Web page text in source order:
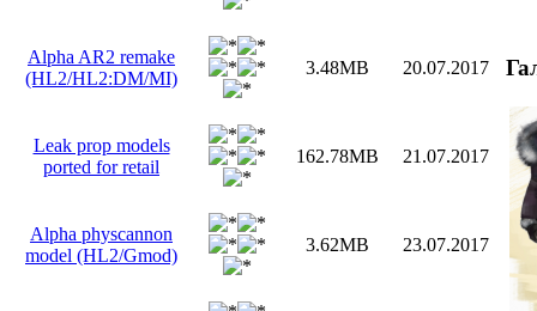
Alpha AR2 remake
(HL2/HL2:DM/MI)
3.48MB 20.07.2017
Leak prop models
ported for retail
162.78MB 21.07.2017
Alpha physcannon
model (HL2/Gmod)
3.62MB 23.07.2017